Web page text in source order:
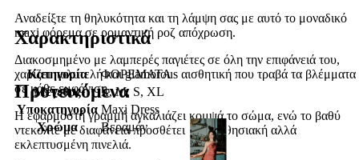
Αναδείξτε τη θηλυκότητα και τη λάμψη σας με αυτό το μοναδικό
maxi φόρεμα σε ρομαντική ροζ απόχρωση.
Διακοσμημένο με λαμπερές παγιέτες σε όλη την επιφάνειά του,
χαρίζει πολυτελή και glamorous αισθητική που τραβά τα βλέμματα
σε κάθε εμφάνιση.
Η εφαρμοστή γραμμή αγκαλιάζει κομψά το σώμα, ενώ το βαθύ
ντεκολτέ με διαφάνεια προσθέτει μία αισθησιακή αλλά
εκλεπτυσμένη πινελιά.
Χαρακτηριστικά
Κατηγορία
ΦΟΡΕΜΑΤΑ
Μέγεθος
L, M, S, XL
Υποκατηγορία Maxi Dress
Χρώμα
Βεραμάν
Προτεινόμενα